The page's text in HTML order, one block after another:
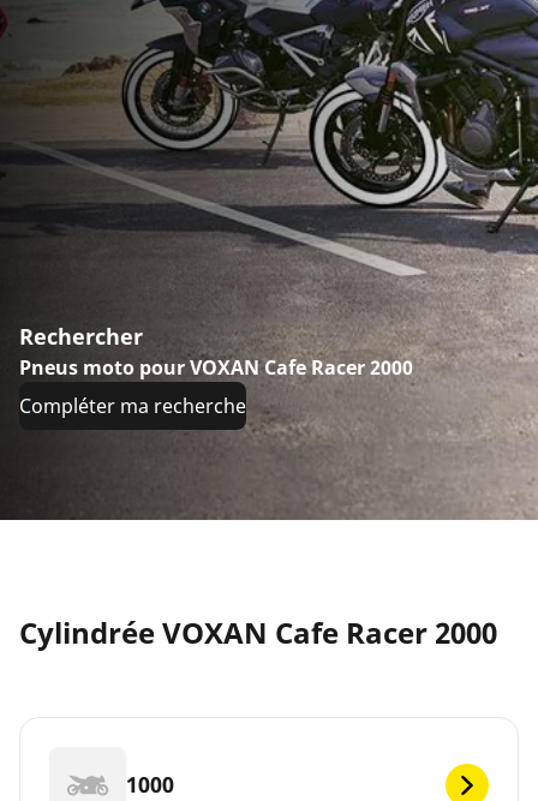
Rechercher
Pneus moto pour VOXAN Cafe Racer 2000
Compléter ma recherche
Cylindrée VOXAN Cafe Racer 2000
1000